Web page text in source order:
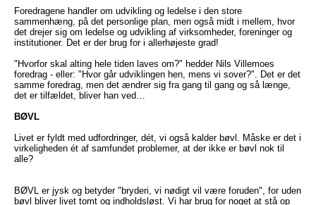
Foredragene handler om udvikling og ledelse i den store
sammenhæng, på det personlige plan, men også midt i mellem, hvor
det drejer sig om ledelse og udvikling af virksomheder, foreninger og
institutioner. Det er der brug for i allerhøjeste grad!
"Hvorfor skal alting hele tiden laves om?" hedder Nils Villemoes
foredrag - eller: "Hvor går udviklingen hen, mens vi sover?". Det er det
samme foredrag, men det ændrer sig fra gang til gang og så længe,
det er tilfældet, bliver han ved…
BØVL
Livet er fyldt med udfordringer, dét, vi også kalder bøvl. Måske er det i
virkeligheden ét af samfundet problemer, at der ikke er bøvl nok til
alle?
BØVL er jysk og betyder "bryderi, vi nødigt vil være foruden", for uden
bøvl bliver livet tomt og indholdsløst. Vi har brug for noget at stå op